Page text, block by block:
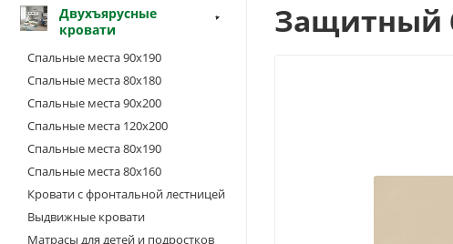
Двухъярусные
кровати
Спальные места 90х190
Спальные места 80х180
Спальные места 90х200
Спальные места 120х200
Спальные места 80х190
Спальные места 80х160
Кровати с фронтальной лестницей
Выдвижные кровати
Матрасы для детей и подростков
Защитный